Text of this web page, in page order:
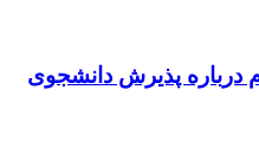
درباره پذیرش دانشجوی